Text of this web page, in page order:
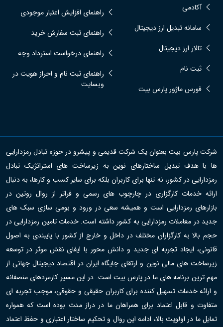
آکادمی
سامانه تبدیل ارز دیجیتال
تالار ارز دیجیتال
ثبت نام
فورس ماژور پارس بیت
راهنمای افزایش اعتبار موجودی
راهنمای ثبت سفارش خرید
راهنمای درخواست استرداد وجه
راهنمای ثبت نام و احراز هویت در
وبسایت
شرکت پارس بیت بعنوان یک شرکت قدیمی و پیشرو در حوزه تبادل رمزدارایی
ها با هدف تبدیل ساختارهای نوین به زیرساخت های استراتژیک تبادل
رمزدارایی در کشور، نه تنها برای کاربران بلکه برای سایر کسب و کارها، به دنبال
ارائه خدمات کارگزاری در چارچوب های رسمی و فراتر از روال روتین در
بازارهای رمزدارایی است و همیشه سعی در ورود و بومی سازی سبک های
جدید در معاملات رمزدارایی به کشور داشته است. خدمات تامین رمزدارایی در
حجم بالا به کارگزاران مختلف در داخل و خارج از کشور با پایبندی به اصول
قانونی، ایجاد تجربه ای جدید و دانش محور با ایفای نقش موثر در توسعه
زیرساخت های مالی نوین و ارتقای جایگاه ایران در اقتصاد دیجیتال جهانی از
مهم ترین برنامه های ما در پارس بیت است. در این مسیر کارمزدهای منصفانه
و ارائه خدمات تسهیل کننده برای کاربران حقیقی و حقوقی، موجب تجربه ای
متفاوت و قابل اعتماد برای همراهان ما در دراز مدت بوده است که همواره
تمایل ما در اولویت بالا، ادامه این روال و تحکیم ساختار اعتباری و حفظ اعتماد